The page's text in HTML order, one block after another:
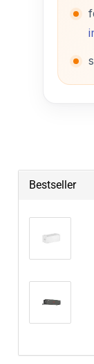
Bestseller